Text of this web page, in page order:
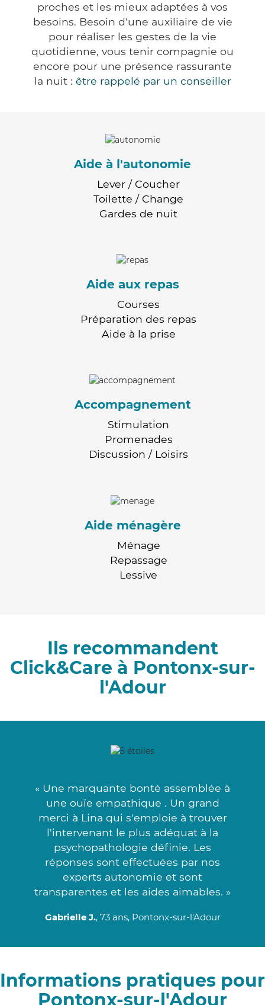
proches et les mieux adaptées à vos
besoins. Besoin d'une auxiliaire de vie
pour réaliser les gestes de la vie
quotidienne, vous tenir compagnie ou
encore pour une présence rassurante
la nuit : être rappelé par un conseiller
Aide à l'autonomie
Lever / Coucher
Toilette / Change
Gardes de nuit
Aide aux repas
Courses
Préparation des repas
Aide à la prise
Accompagnement
Stimulation
Promenades
Discussion / Loisirs
Aide ménagère
Ménage
Repassage
Lessive
Ils recommandent
Click&Care à Pontonx-sur-
l'Adour
« Une marquante bonté assemblée à
une ouïe empathique . Un grand
merci à Lina qui s'emploie à trouver
l'intervenant le plus adéquat à la
psychopathologie définie. Les
réponses sont effectuées par nos
experts autonomie et sont
transparentes et les aides aimables. »
Gabrielle J., 73 ans, Pontonx-sur-l'Adour
Informations pratiques pour
Pontonx-sur-l'Adour